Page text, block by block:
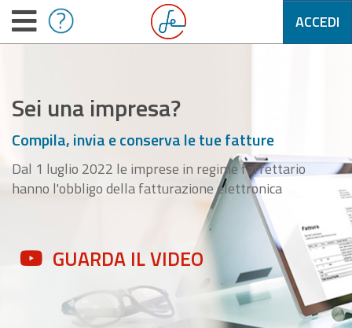
ACCEDI
Sei una impresa?
Compila, invia e conserva le tue fatture
Dal 1 luglio 2022 le imprese in regime forfettario
hanno l'obbligo della fatturazione elettronica
GUARDA IL VIDEO